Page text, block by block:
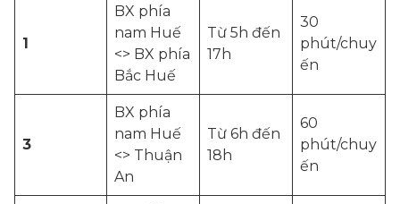
1
BX phía
nam Huế
<> BX phía
Bắc Huế
Từ 5h đến
17h
30
phút/chuy
ến
3
BX phía
nam Huế
<> Thuận
An
Từ 6h đến
18h
60
phút/chuy
ến